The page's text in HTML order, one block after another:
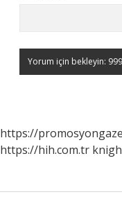
https://
https://hih.com.tr